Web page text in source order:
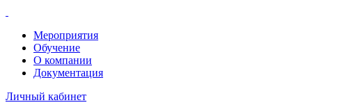
Мероприятия
Обучение
О компании
Документация
Личный кабинет